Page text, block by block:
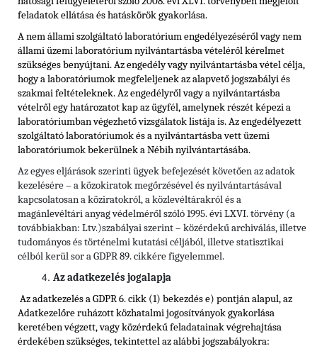
feladatok ellátása és hatáskörök gyakorlása.
A nem állami szolgáltató laboratórium engedélyezéséről vagy nem
állami üzemi laboratórium nyilvántartásba vételéről kérelmet
szükséges benyújtani. Az engedély vagy nyilvántartásba vétel célja,
hogy a laboratóriumok megfeleljenek az alapvető jogszabályi és
szakmai feltételeknek. Az engedélyről vagy a nyilvántartásba
vételről egy határozatot kap az ügyfél, amelynek részét képezi a
laboratóriumban végezhető vizsgálatok listája is. Az engedélyezett
szolgáltató laboratóriumok és a nyilvántartásba vett üzemi
laboratóriumok bekerülnek a Nébih nyilvántartásába.
Az egyes eljárások szerinti ügyek befejezését követően az adatok
kezelésére – a közokiratok megőrzésével és nyilvántartásával
kapcsolatosan a köziratokról, a közlevéltárakról és a
magánlevéltári anyag védelméről szóló 1995. évi LXVI. törvény (a
továbbiakban: Ltv.)szabályai szerint – közérdekű archiválás, illetve
tudományos és történelmi kutatási céljából, illetve statisztikai
célból kerül sor a GDPR 89. cikkére figyelemmel.
Az adatkezelés jogalapja
Az adatkezelés a GDPR 6. cikk (1) bekezdés e) pontján alapul, az
Adatkezelőre ruházott közhatalmi jogosítványok gyakorlása
keretében végzett, vagy közérdekű feladatainak végrehajtása
érdekében szükséges, tekintettelaz alábbi jogszabályokra: